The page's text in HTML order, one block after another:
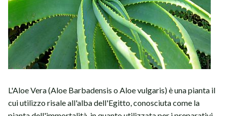
L'Aloe Vera (Aloe Barbadensis o Aloe vulgaris) è una pianta il
cui utilizzo risale all'alba dell'Egitto, conosciuta come la